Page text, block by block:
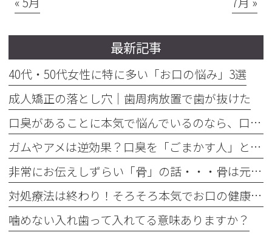
最新記事
40代・50代女性に特に多い「お口の悩み」3選
成人矯正の落とし穴｜歯周病放置で歯が抜けた
口臭があることに本気で悩んでいるのなら、口臭を本気で治そう
ガムやアメは逆効果？口臭を「ごまかす人」と「治す人」の決定的な違い
非常にお伝えしずらい「骨」の話・・・骨は元には戻せない？
対処療法は終わり！そろそろ本気でお口の健康とは何かを考えませんか
噛めない入れ歯って入れてる意味ありますか？